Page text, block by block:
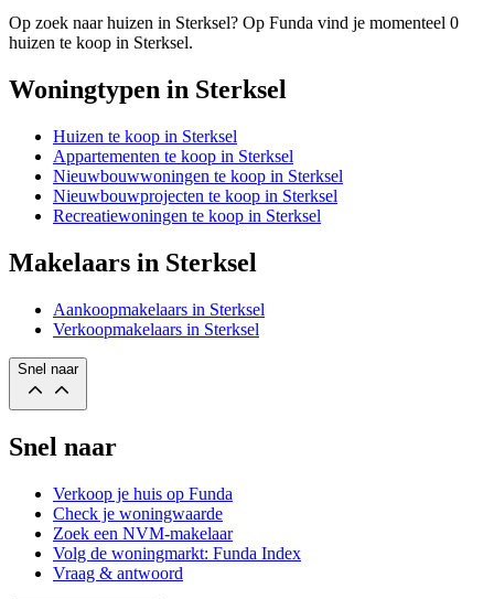
Op zoek naar huizen in Sterksel? Op Funda vind je momenteel 0
huizen te koop in Sterksel.
Woningtypen in Sterksel
Huizen te koop in Sterksel
Appartementen te koop in Sterksel
Nieuwbouwwoningen te koop in Sterksel
Nieuwbouwprojecten te koop in Sterksel
Recreatiewoningen te koop in Sterksel
Makelaars in Sterksel
Aankoopmakelaars in Sterksel
Verkoopmakelaars in Sterksel
Snel naar
Snel naar
Verkoop je huis op Funda
Check je woningwaarde
Zoek een NVM-makelaar
Volg de woningmarkt: Funda Index
Vraag & antwoord